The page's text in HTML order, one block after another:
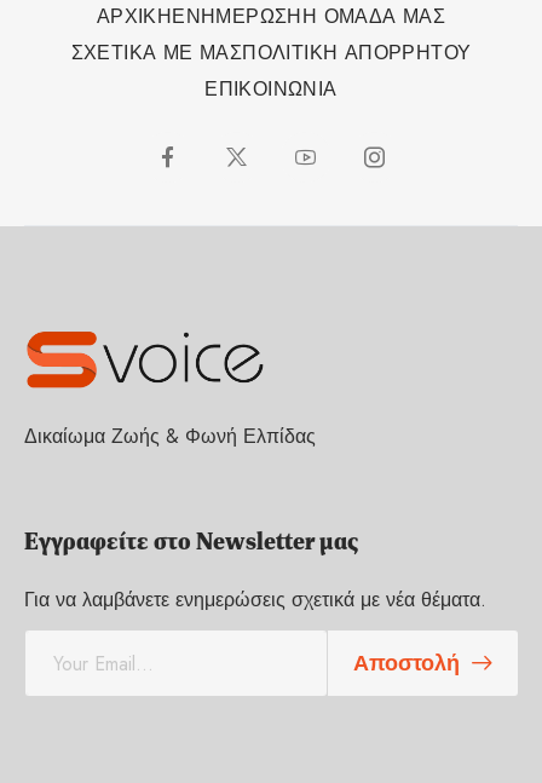
ΑΡΧΙΚΗΕΝΗΜΕΡΩΣΗΗ ΟΜΑΔΑ ΜΑΣ
ΣΧΕΤΙΚΑ ΜΕ ΜΑΣΠΟΛΙΤΙΚΗ ΑΠΟΡΡΗΤΟΥ
ΕΠΙΚΟΙΝΩΝΙΑ
Δικαίωμα Ζωής & Φωνή Ελπίδας
Εγγραφείτε στο Newsletter μας
Για να λαμβάνετε ενημερώσεις σχετικά με νέα θέματα.
a
Αποστολή